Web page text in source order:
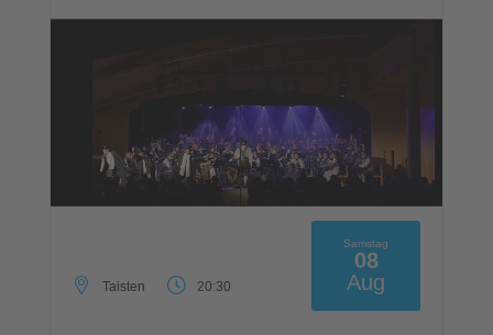
Samstag
08
Aug
Taisten 20:30